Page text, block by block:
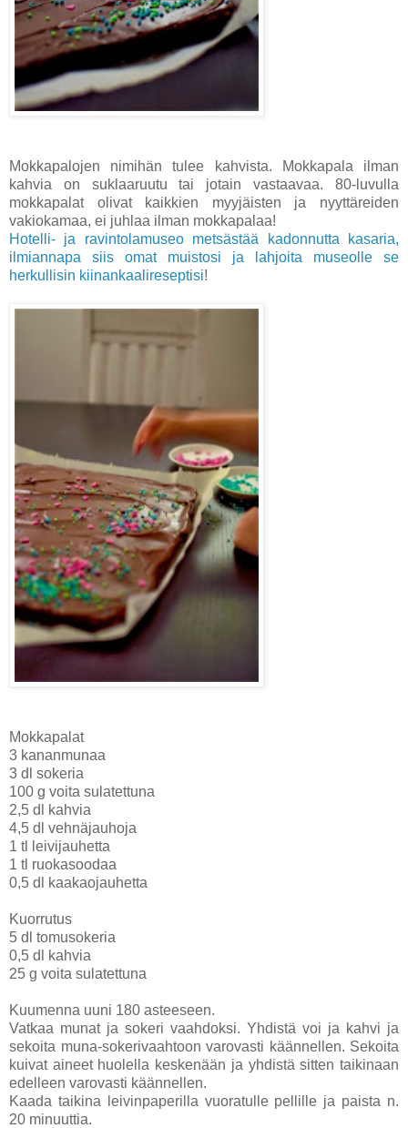
Mokkapalojen nimihän tulee kahvista. Mokkapala ilman
kahvia on suklaaruutu tai jotain vastaavaa. 80-luvulla
mokkapalat olivat kaikkien myyjäisten ja nyyttäreiden
vakiokamaa, ei juhlaa ilman mokkapalaa!
Hotelli- ja ravintolamuseo metsästää kadonnutta kasaria,
ilmiannapa siis omat muistosi ja lahjoita museolle se
herkullisin kiinankaalireseptisi!
Mokkapalat
3 kananmunaa
3 dl sokeria
100 g voita sulatettuna
2,5 dl kahvia
4,5 dl vehnäjauhoja
1 tl leivijauhetta
1 tl ruokasoodaa
0,5 dl kaakaojauhetta
Kuorrutus
5 dl tomusokeria
0,5 dl kahvia
25 g voita sulatettuna
Kuumenna uuni 180 asteeseen.
Vatkaa munat ja sokeri vaahdoksi. Yhdistä voi ja kahvi ja
sekoita muna-sokerivaahtoon varovasti käännellen. Sekoita
kuivat aineet huolella keskenään ja yhdistä sitten taikinaan
edelleen varovasti käännellen.
Kaada taikina leivinpaperilla vuoratulle pellille ja paista n.
20 minuuttia.